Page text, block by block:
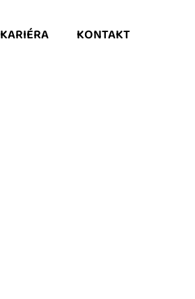
KARIÉRA KONTAKT